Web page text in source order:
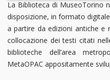
La Biblioteca di MuseoTorino
disposizione, in formato
a partire da edizioni antiche e
collocazione dei testi citati
biblioteche dell’area
MetaOPAC appositamente